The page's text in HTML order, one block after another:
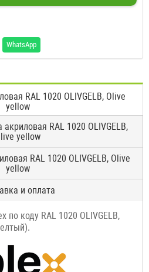
WhatsApp
RAL 1020 OLIVGELB, Olive
yellow
RAL 1020 OLIVGELB,
yellow
RAL 1020 OLIVGELB, Olive
yellow
и оплата
по коду RAL 1020 OLIVGELB,